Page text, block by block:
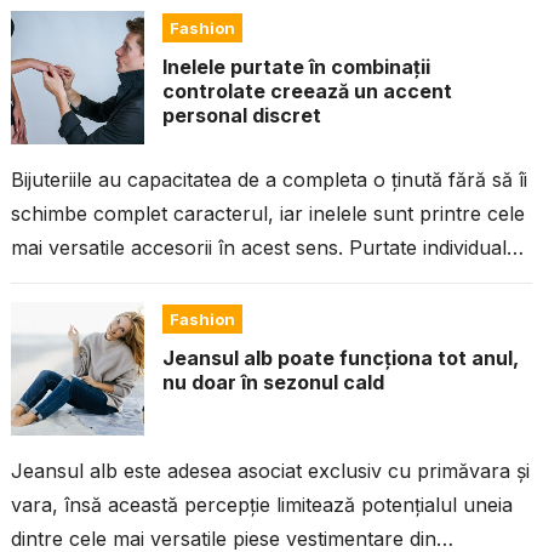
Fashion
Inelele purtate în combinații
controlate creează un accent
personal discret
Bijuteriile au capacitatea de a completa o ținută fără să îi
schimbe complet caracterul, iar inelele sunt printre cele
mai versatile accesorii în acest sens. Purtate individual
Fashion
Jeansul alb poate funcționa tot anul,
nu doar în sezonul cald
Jeansul alb este adesea asociat exclusiv cu primăvara și
vara, însă această percepție limitează potențialul uneia
dintre cele mai versatile piese vestimentare din